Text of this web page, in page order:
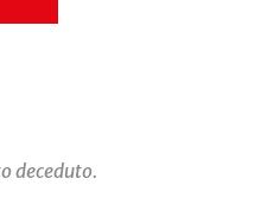
deceduto.